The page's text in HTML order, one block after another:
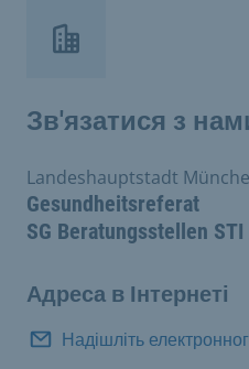
Зв'язатися з
Gesundheitsreferat
SG Beratungsstellen
Landeshauptstadt
Адреса в Інтернеті
Надішліть